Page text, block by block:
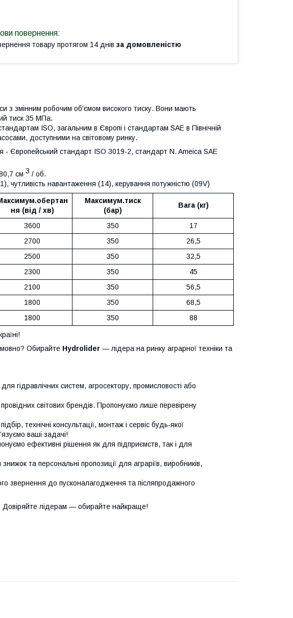
товару протягом 14 днів за домовленістю
з змінним робочим об'ємом високого тиску. Вони мають
тиск 35 МПа.
ISO, загальним в Європі і стандартам SAE в Північній
доступними на світовому ринку.
- Європейський стандарт ISO 3019-2, стандарт N. Ameica SAE
см 3 / об.
чутливість навантаження (14), керування потужністю (09V)
ня (від / хв)
Максимум.тиск
(бар)
Вага (кг)
3600 350
17
2700 350
26,5
2500 350
32,5
2300 350
45
2100 350
56,5
1800 350
68,5
1800 350 88
Обирайте Hydrolider — лідера на ринку аграрної техніки та
гідравлічних систем, агросектору, промисловості або
світових брендів. Пропонуємо лише перевірену
технічні консультації, монтаж і сервіс будь-якої
ваші задачі!
ефективні рішення як для підприємств, так і для
та персональні пропозиції для аграріїв, виробників,
звернення до пусконалагодження та післяпродажного
Довіряйте лідерам — обирайте найкраще!